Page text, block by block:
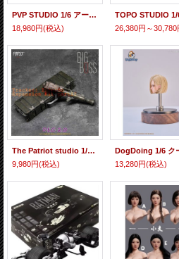
PVP STUDIO 1/6 アーケード シーン レッドボックス / ブルーボックス アクションフィギュア用 PVP-001 / PVP-002 *予約
18,980円(税込)
The Patriot studio 1/12 BIG BOSS ell Enhanced Expansion Kit アクションフィギュア用 DLC2.0B *予約
9,980円(税込)
13,280円(税込)